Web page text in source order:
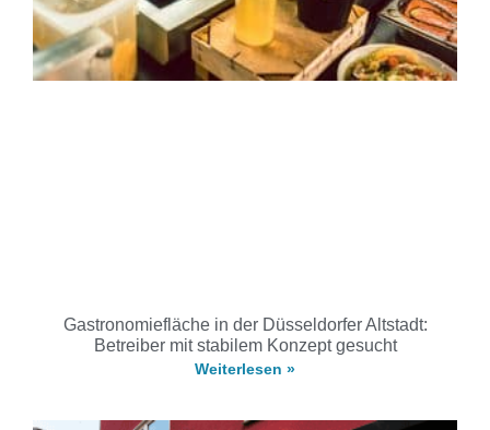
Gastronomiefläche in der Düsseldorfer Altstadt:
Betreiber mit stabilem Konzept gesucht
Weiterlesen »